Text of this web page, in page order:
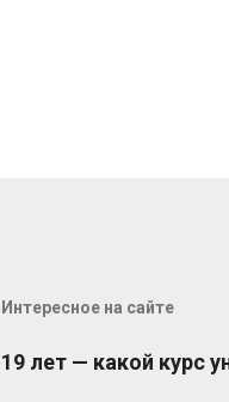
Интересное на сайте
19 лет — какой курс